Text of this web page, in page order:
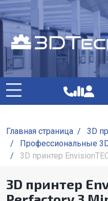
Главная страница /
3D
/
Профессиональные
/
3D принтер
3D принтер